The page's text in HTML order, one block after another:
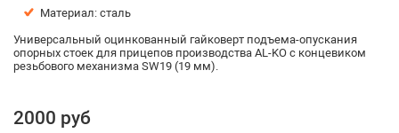
Материал: сталь
Универсальный оцинкованный гайковерт подъема-опускания
опорных стоек для прицепов производства AL-KO с концевиком
резьбового механизма SW19 (19 мм).
2000 руб